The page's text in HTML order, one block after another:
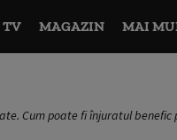
TV MAGAZIN MAI
Cum poate fi înjuratul